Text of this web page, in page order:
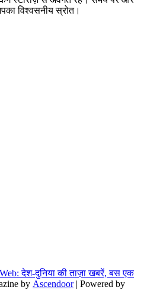
विश्वसनीय स्रोत।
देश-दुनिया की ताज़ा खबरें, बस एक
by Ascendoor| Powered by